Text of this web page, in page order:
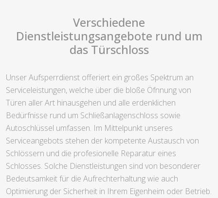
Verschiedene
Dienstleistungsangebote rund um
das Türschloss
Unser Aufsperrdienst offeriert ein großes Spektrum an
Serviceleistungen, welche über die bloße Öfnnung von
Türen aller Art hinausgehen und alle erdenklichen
Bedürfnisse rund um Schließanlagenschloss sowie
Autoschlüssel umfassen. Im Mittelpunkt unseres
Serviceangebots stehen der kompetente Austausch von
Schlössern und die profesionelle Reparatur eines
Schlosses. Solche Dienstleistungen sind von besonderer
Bedeutsamkeit für die Aufrechterhaltung wie auch
Optimierung der Sicherheit in Ihrem Eigenheim oder Betrieb.